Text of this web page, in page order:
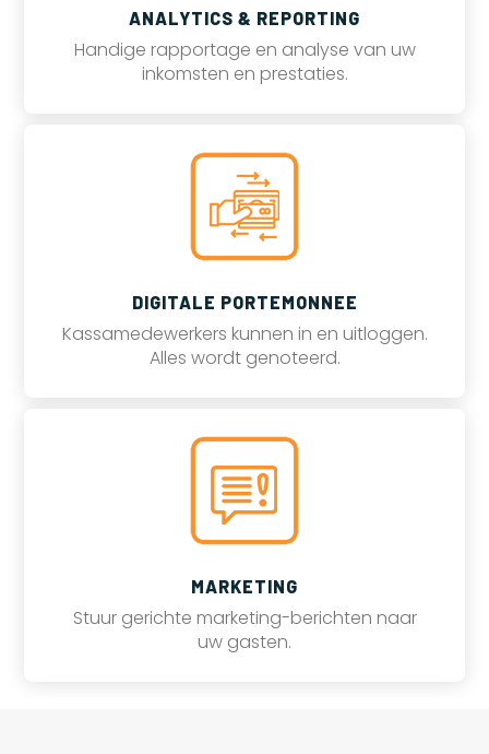
ANALYTICS & REPORTING
Handige rapportage en analyse van uw
inkomsten en prestaties.
DIGITALE PORTEMONNEE
Kassamedewerkers kunnen in en uitloggen.
Alles wordt genoteerd.
MARKETING
Stuur gerichte marketing-berichten naar
uw gasten.